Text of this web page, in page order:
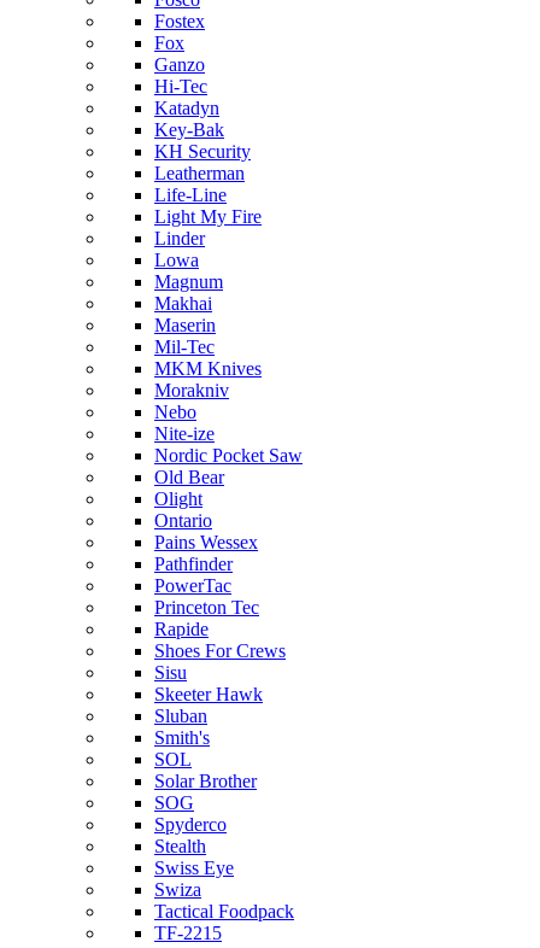
Fostex
Fox
Ganzo
Hi-Tec
Katadyn
Key-Bak
KH Security
Leatherman
Life-Line
Light My Fire
Linder
Lowa
Magnum
Makhai
Maserin
Mil-Tec
MKM Knives
Morakniv
Nebo
Nite-ize
Nordic Pocket Saw
Old Bear
Olight
Ontario
Pains Wessex
Pathfinder
PowerTac
Princeton Tec
Rapide
Shoes For Crews
Sisu
Skeeter Hawk
Sluban
Smith's
SOL
Solar Brother
SOG
Spyderco
Stealth
Swiss Eye
Swiza
Tactical Foodpack
TF-2215